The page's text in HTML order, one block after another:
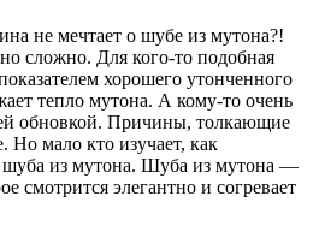
не мечтает о шубе из мутона?!
сложно. Для кого-то подобная
хорошего утонченного
тепло мутона. А кому-то очень
обновкой. Причины, толкающие
Но мало кто изучает, как
шуба из мутона. Шуба из мутона —
смотрится элегантно и согревает